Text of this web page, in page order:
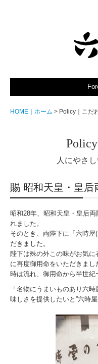
Omotenashi｜おもてなし
Contact｜お問合せ
Online Shop｜オンライン
六時屋タルト
超特選タルト
栗俳菓
俳菓
HOME｜ホーム Policy｜こだ
人にやさ
賜 昭和天皇・皇后
昭和28年、昭和天皇・皇后
れました。
そのとき、両陛下に「六時
だきました。
陛下は殊の外この味がお気
に再度御用命をいただきまし
時は流れ、御用命から半世紀
「名物にうまいものあり六
味しさを提供したいと”六時